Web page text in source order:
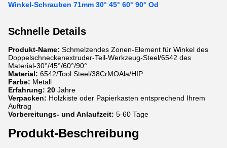
Winkel-Schrauben 71mm 30° 45° 60° 90° Od
Schnelle Details
Produkt-Name: Schmelzendes Zonen-Element für Winkel des
Doppelschneckenextruder-Teil-Werkzeug-Steel/6542 des
Material-30°/45°/60°/90°
Material: 6542/Tool Steel/38CrMOAla/HIP
Farbe: Metall
Erfahrung: 20 Jahre
Verpacken: Holzkiste oder Papierkasten entsprechend Ihrem
Auftrag
Vorbereitungs- und Anlaufzeit: 5-60 Tage
Produkt-Beschreibung